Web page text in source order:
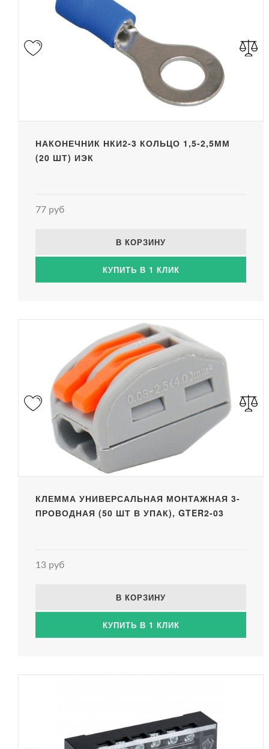
НАКОНЕЧНИК НКИ2-3 КОЛЬЦО 1,5-2,5ММ
(20 ШТ) ИЭК
77 руб
В КОРЗИНУ
КУПИТЬ В 1 КЛИК
КЛЕММА УНИВЕРСАЛЬНАЯ МОНТАЖНАЯ 3-
ПРОВОДНАЯ (50 ШТ В УПАК), GTER2-03
13 руб
В КОРЗИНУ
КУПИТЬ В 1 КЛИК